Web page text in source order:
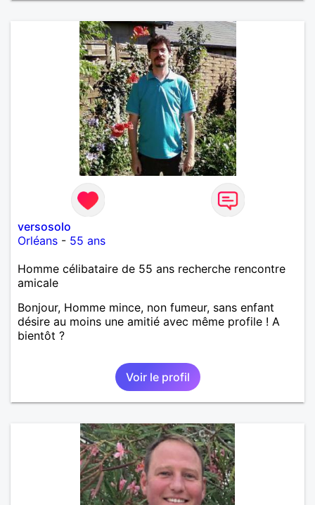
versosolo
Orléans - 55 ans
Homme célibataire de 55 ans recherche rencontre
amicale
Bonjour, Homme mince, non fumeur, sans enfant
désire au moins une amitié avec même profile ! A
bientôt ?
Voir le profil